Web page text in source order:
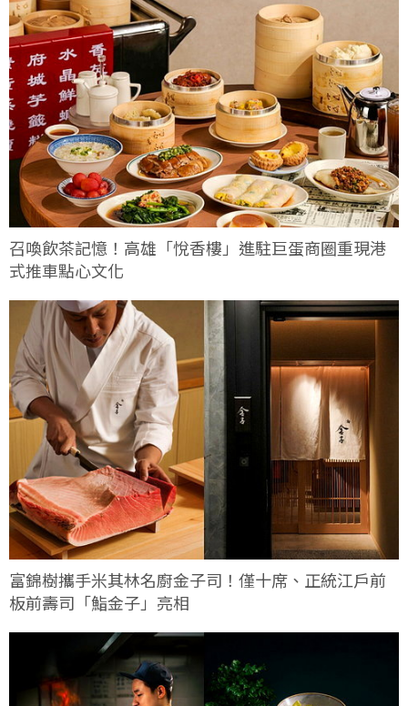
召喚飲茶記憶！高雄「悅香樓」進駐巨蛋商圈重現港
式推車點心文化
富錦樹攜手米其林名廚金子司！僅十席、正統江戶前
板前壽司「鮨金子」亮相